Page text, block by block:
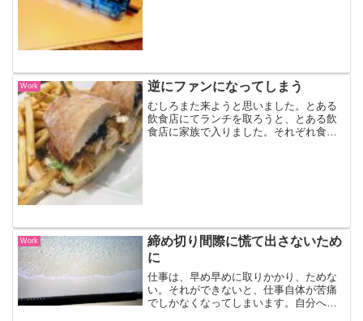
Work 逆にファンになってしまう
むしろまた来ようと思いました。とある
飲食店にてランチを取ろうと、とある飲
食店に家族で入りました。それぞれ食事
Work
締め切り間際に慌て出さないため
に
仕事は、早め早めに取りかかり、ためな
い。それができないと、仕事自体が苦痛
でしかなくなってしまいます。自分への